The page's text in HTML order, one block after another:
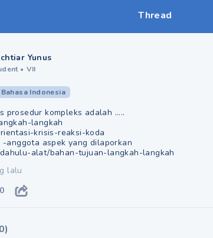
Thread
Yunus
• VII
Bahasa Indonesia
prosedur kompleks adalah .....
langkah
krisis-reaksi-koda
-anggota aspek yang dilaporkan
alat/bahan-tujuan-langkah-langkah
lalu
0
0)